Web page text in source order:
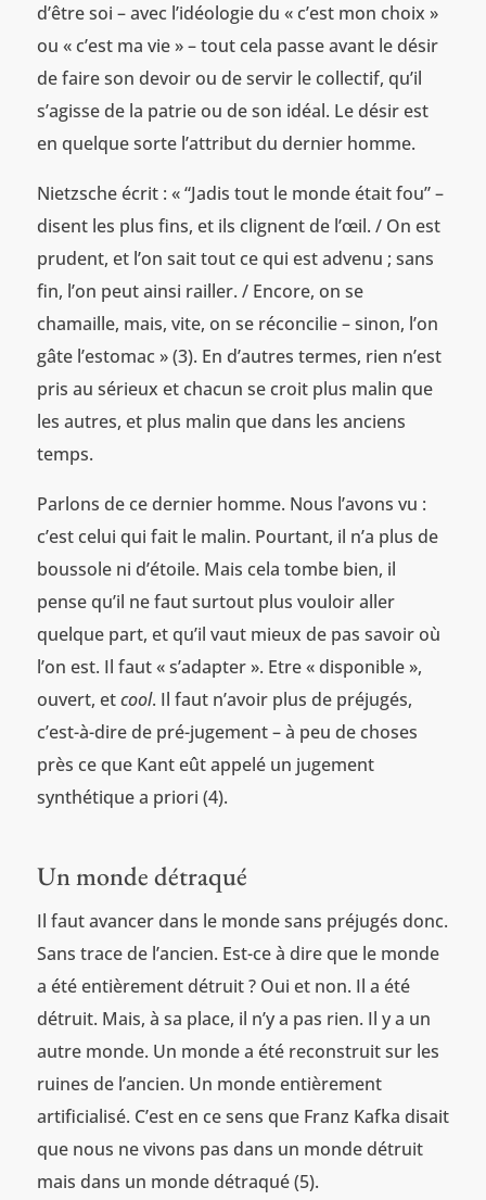
d’être soi – avec l’idéologie du « c’est mon choix »
ou « c’est ma vie » – tout cela passe avant le désir
de faire son devoir ou de servir le collectif, qu’il
s’agisse de la patrie ou de son idéal. Le désir est
en quelque sorte l’attribut du dernier homme.
Nietzsche écrit : « “Jadis tout le monde était fou” –
disent les plus fins, et ils clignent de l’œil. / On est
prudent, et l’on sait tout ce qui est advenu ; sans
fin, l’on peut ainsi railler. / Encore, on se
chamaille, mais, vite, on se réconcilie – sinon, l’on
gâte l’estomac » (3). En d’autres termes, rien n’est
pris au sérieux et chacun se croit plus malin que
les autres, et plus malin que dans les anciens
temps.
Parlons de ce dernier homme. Nous l’avons vu :
c’est celui qui fait le malin. Pourtant, il n’a plus de
boussole ni d’étoile. Mais cela tombe bien, il
pense qu’il ne faut surtout plus vouloir aller
quelque part, et qu’il vaut mieux de pas savoir où
l’on est. Il faut « s’adapter ». Etre « disponible »,
ouvert, etcool. Il faut n’avoir plus de préjugés,
c’est-à-dire de pré-jugement – à peu de choses
près ce que Kant eût appelé un jugement
synthétique a priori (4).
Un monde détraqué
Il faut avancer dans le monde sans préjugés donc.
Sans trace de l’ancien. Est-ce à dire que le monde
a été entièrement détruit ? Oui et non. Il a été
détruit. Mais, à sa place, il n’y a pas rien. Il y a un
autre monde. Un monde a été reconstruit sur les
ruines de l’ancien. Un monde entièrement
artificialisé. C’est en ce sens que Franz Kafka disait
que nous ne vivons pas dans un monde détruit
mais dans un monde détraqué (5).